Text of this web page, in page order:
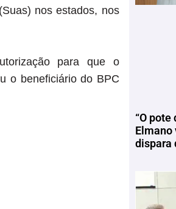
nos estados, nos
para que o
o beneficiário do BPC
“O
Elmano
dispara